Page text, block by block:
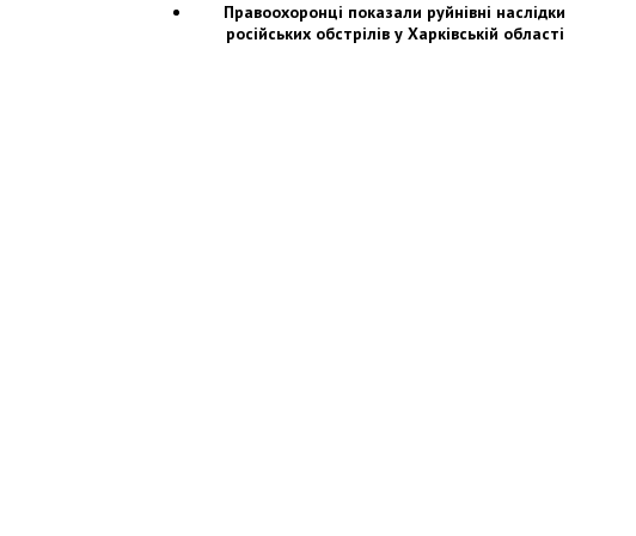
Правоохоронці показали руйнівні наслідки
російських обстрілів у Харківській області